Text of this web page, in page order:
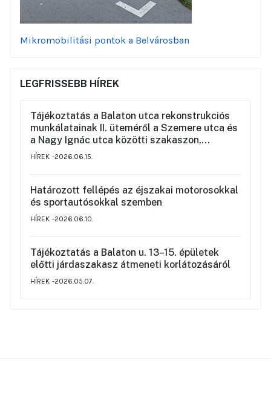
Mikromobilitási pontok a Belvárosban
LEGFRISSEBB HÍREK
Tájékoztatás a Balaton utca rekonstrukciós
munkálatainak II. üteméről a Szemere utca és
a Nagy Ignác utca közötti szakaszon,
valamint a környék ideiglenes forgalmi
HÍREK 2026.06.15.
Határozott fellépés az éjszakai motorosokkal
és sportautósokkal szemben
HÍREK 2026.06.10.
Tájékoztatás a Balaton u. 13–15. épületek
előtti járdaszakasz átmeneti korlátozásáról
HÍREK 2026.05.07.